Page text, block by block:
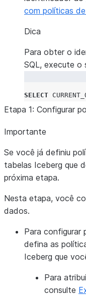
com políticas
Dica
Para obter o
SQL, execute o
SELECT
Etapa 1: Configurar
Importante
Se você já definiu
tabelas Iceberg que
próxima etapa.
Nesta etapa, você
dados.
Para configurar
defina as
Iceberg que
Para
consulte